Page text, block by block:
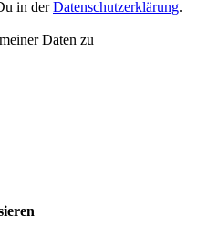
in derDatenschutzerklärung.
Daten zu